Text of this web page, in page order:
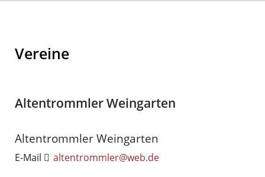
Vereine
Altentrommler Weingarten
Altentrommler Weingarten
E-Mail altentrommler@web.de